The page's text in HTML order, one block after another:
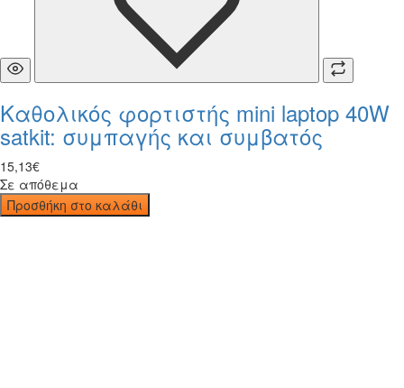
Καθολικός φορτιστής mini laptop 40W
satkit: συμπαγής και συμβατός
15,13€
Σε απόθεμα
Προσθήκη στο καλάθι